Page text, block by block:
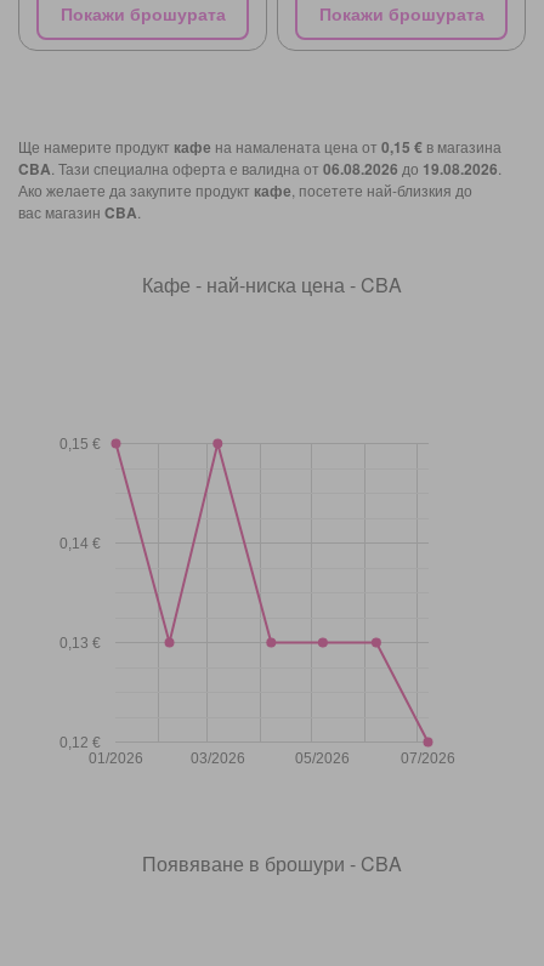
Покажи брошурата Покажи брошурата
Ще намерите продукт кафе на намалената цена от 0,15 € в магазина
CBA . Тази специална оферта е валидна от 06.08.2026 до 19.08.2026
Ако желаете да закупите продукт кафе , посетете най-близкия до
вас магазин CBA
Кафе - най-ниска цена - CBA
01/2026 03/2026 05/2026 07/2026
0,12 €
0,13 €
0,14 €
0,15 €
Появяване в брошури - CBA